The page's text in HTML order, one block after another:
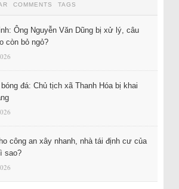
COMMENTS TAGS
Ông Nguyễn Văn Dũng bị xử lý, câu
còn bỏ ngỏ?
đá: Chủ tịch xã Thanh Hóa bị khai
công an xây nhanh, nhà tái định cư của
sao?